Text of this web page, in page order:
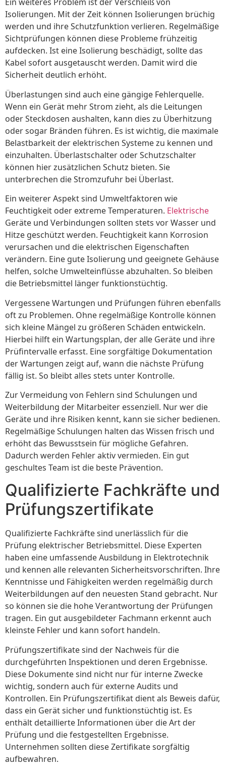
Ein weiteres Problem ist der Verschleiß von
Isolierungen. Mit der Zeit können Isolierungen brüchig
werden und ihre Schutzfunktion verlieren. Regelmäßige
Sichtprüfungen können diese Probleme frühzeitig
aufdecken. Ist eine Isolierung beschädigt, sollte das
Kabel sofort ausgetauscht werden. Damit wird die
Sicherheit deutlich erhöht.
Überlastungen sind auch eine gängige Fehlerquelle.
Wenn ein Gerät mehr Strom zieht, als die Leitungen
oder Steckdosen aushalten, kann dies zu Überhitzung
oder sogar Bränden führen. Es ist wichtig, die maximale
Belastbarkeit der elektrischen Systeme zu kennen und
einzuhalten. Überlastschalter oder Schutzschalter
können hier zusätzlichen Schutz bieten. Sie
unterbrechen die Stromzufuhr bei Überlast.
Ein weiterer Aspekt sind Umweltfaktoren wie
Feuchtigkeit oder extreme Temperaturen. Elektrische
Geräte und Verbindungen sollten stets vor Wasser und
Hitze geschützt werden. Feuchtigkeit kann Korrosion
verursachen und die elektrischen Eigenschaften
verändern. Eine gute Isolierung und geeignete Gehäuse
helfen, solche Umwelteinflüsse abzuhalten. So bleiben
die Betriebsmittel länger funktionstüchtig.
Vergessene Wartungen und Prüfungen führen ebenfalls
oft zu Problemen. Ohne regelmäßige Kontrolle können
sich kleine Mängel zu größeren Schäden entwickeln.
Hierbei hilft ein Wartungsplan, der alle Geräte und ihre
Prüfintervalle erfasst. Eine sorgfältige Dokumentation
der Wartungen zeigt auf, wann die nächste Prüfung
fällig ist. So bleibt alles stets unter Kontrolle.
Zur Vermeidung von Fehlern sind Schulungen und
Weiterbildung der Mitarbeiter essenziell. Nur wer die
Geräte und ihre Risiken kennt, kann sie sicher bedienen.
Regelmäßige Schulungen halten das Wissen frisch und
erhöht das Bewusstsein für mögliche Gefahren.
Dadurch werden Fehler aktiv vermieden. Ein gut
geschultes Team ist die beste Prävention.
Qualifizierte Fachkräfte und
Prüfungszertifikate
Qualifizierte Fachkräfte sind unerlässlich für die
Prüfung elektrischer Betriebsmittel. Diese Experten
haben eine umfassende Ausbildung in Elektrotechnik
und kennen alle relevanten Sicherheitsvorschriften. Ihre
Kenntnisse und Fähigkeiten werden regelmäßig durch
Weiterbildungen auf den neuesten Stand gebracht. Nur
so können sie die hohe Verantwortung der Prüfungen
tragen. Ein gut ausgebildeter Fachmann erkennt auch
kleinste Fehler und kann sofort handeln.
Prüfungszertifikate sind der Nachweis für die
durchgeführten Inspektionen und deren Ergebnisse.
Diese Dokumente sind nicht nur für interne Zwecke
wichtig, sondern auch für externe Audits und
Kontrollen. Ein Prüfungszertifikat dient als Beweis dafür,
dass ein Gerät sicher und funktionstüchtig ist. Es
enthält detaillierte Informationen über die Art der
Prüfung und die festgestellten Ergebnisse.
Unternehmen sollten diese Zertifikate sorgfältig
aufbewahren.